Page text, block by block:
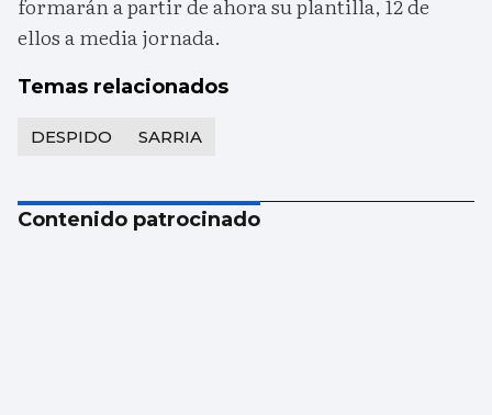
formarán a partir de ahora su plantilla, 12 de
ellos a media jornada.
Temas relacionados
DESPIDO SARRIA
Contenido patrocinado